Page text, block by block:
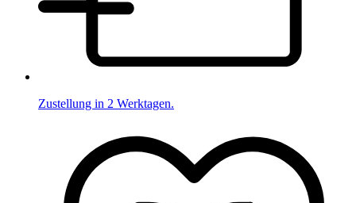
Zustellung in 2 Werktagen.